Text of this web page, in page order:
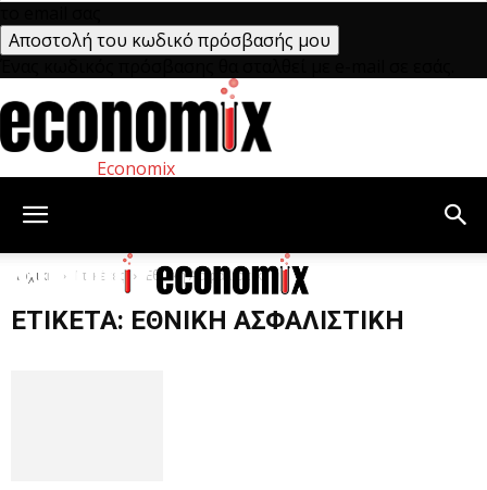
Economix
Αρχική Ετικέτες Εθνική Ασφαλιστική
ΕΤΙΚΈΤΑ: ΕΘΝΙΚΉ ΑΣΦΑΛΙΣΤΙΚΉ